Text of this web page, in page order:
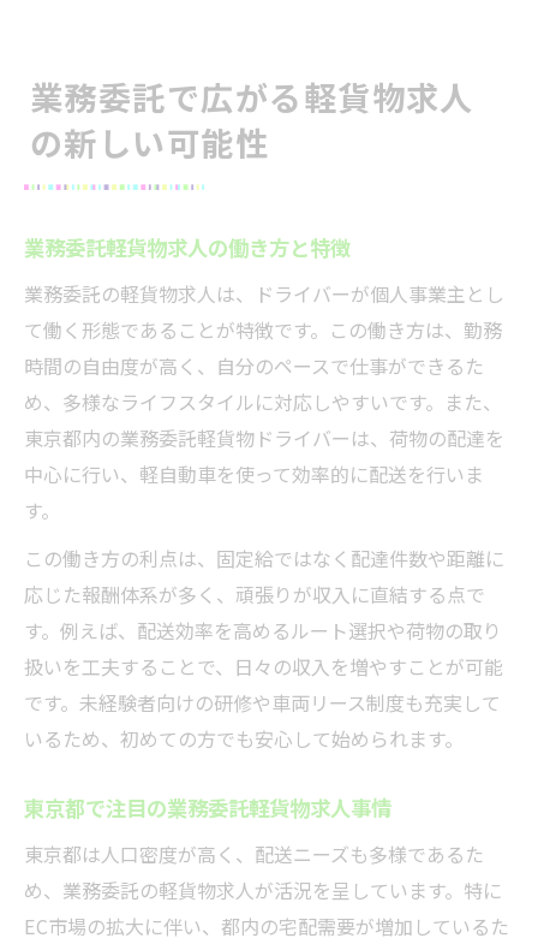
業務委託で広がる軽貨物求人
の新しい可能性
業務委託軽貨物求人の働き方と特徴
業務委託の軽貨物求人は、ドライバーが個人事業主とし
て働く形態であることが特徴です。この働き方は、勤務
時間の自由度が高く、自分のペースで仕事ができるた
め、多様なライフスタイルに対応しやすいです。また、
東京都内の業務委託軽貨物ドライバーは、荷物の配達を
中心に行い、軽自動車を使って効率的に配送を行いま
す。
この働き方の利点は、固定給ではなく配達件数や距離に
応じた報酬体系が多く、頑張りが収入に直結する点で
す。例えば、配送効率を高めるルート選択や荷物の取り
扱いを工夫することで、日々の収入を増やすことが可能
です。未経験者向けの研修や車両リース制度も充実して
いるため、初めての方でも安心して始められます。
東京都で注目の業務委託軽貨物求人事情
東京都は人口密度が高く、配送ニーズも多様であるた
め、業務委託の軽貨物求人が活況を呈しています。特に
EC市場の拡大に伴い、都内の宅配需要が増加しているた